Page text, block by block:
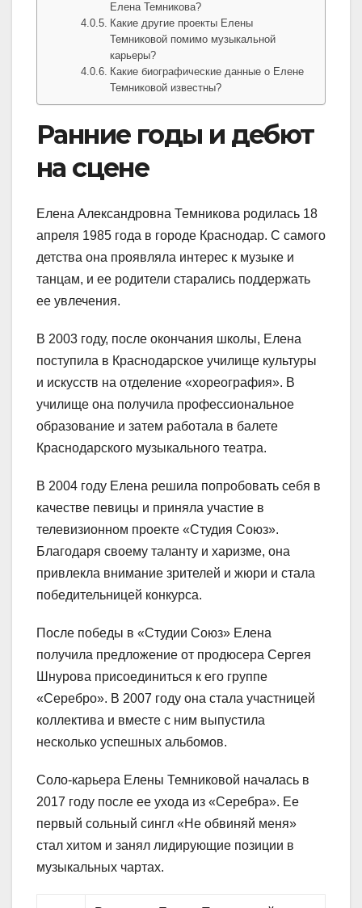
Елена Темникова?
Какие другие проекты Елены
Темниковой помимо музыкальной
карьеры?
Какие биографические данные о Елене
Темниковой известны?
Ранние годы и дебют
на сцене
Елена Александровна Темникова родилась 18
апреля 1985 года в городе Краснодар. С самого
детства она проявляла интерес к музыке и
танцам, и ее родители старались поддержать
ее увлечения.
В 2003 году, после окончания школы, Елена
поступила в Краснодарское училище культуры
и искусств на отделение «хореография». В
училище она получила профессиональное
образование и затем работала в балете
Краснодарского музыкального театра.
В 2004 году Елена решила попробовать себя в
качестве певицы и приняла участие в
телевизионном проекте «Студия Союз».
Благодаря своему таланту и харизме, она
привлекла внимание зрителей и жюри и стала
победительницей конкурса.
После победы в «Студии Союз» Елена
получила предложение от продюсера Сергея
Шнурова присоединиться к его группе
«Серебро». В 2007 году она стала участницей
коллектива и вместе с ним выпустила
несколько успешных альбомов.
Соло-карьера Елены Темниковой началась в
2017 году после ее ухода из «Серебра». Ее
первый сольный сингл «Не обвиняй меня»
стал хитом и занял лидирующие позиции в
музыкальных чартах.